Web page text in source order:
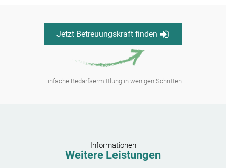
Jetzt Betreuungskraft finden
Einfache Bedarfsermittlung in wenigen Schritten
Informationen
Weitere Leistungen